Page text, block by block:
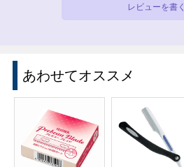
レビューを書く
あわせてオススメ